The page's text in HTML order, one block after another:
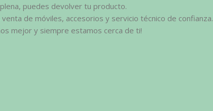
puedes devolver tu producto.
de móviles, accesorios y servicio técnico de confianza.
mejor y siempre estamos cerca de ti!